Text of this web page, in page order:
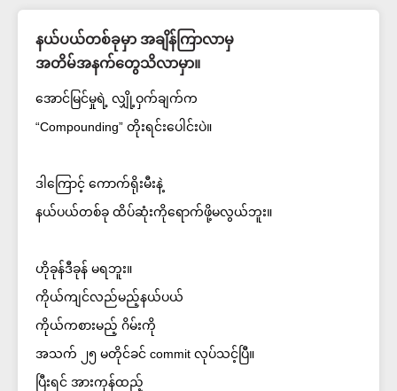
နယ်ပယ်တစ်ခုမှာ အချိန်ကြာလာမှ
အတိမ်အနက်တွေသိလာမှာ။
အောင်မြင်မှုရဲ့ လျှို့ဝှက်ချက်က
“Compounding” တိုးရင်းပေါင်းပဲ။
ဒါကြောင့် ကောက်ရိုးမီးနဲ့
နယ်ပယ်တစ်ခု ထိပ်ဆုံးကိုရောက်ဖို့မလွယ်ဘူး။
ဟိုခုန်ဒီခုန် မရဘူး။
ကိုယ်ကျင်လည်မည့်နယ်ပယ်
ကိုယ်ကစားမည့် ဂိမ်းကို
အသက် ၂၅ မတိုင်ခင် commit လုပ်သင့်ပြီ။
ပြီးရင် အားကုန်ထည့်